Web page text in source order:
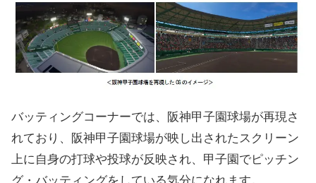
バッティングコーナーでは、阪神甲子園球場が再現さ
れており、阪神甲子園球場が映し出されたスクリーン
上に自身の打球や投球が反映され、甲子園でピッチン
グ・バッティングをしている気分になれます。